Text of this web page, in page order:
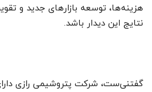
هزینه‌ها، توسعه بازارهای جدید و
نتایج این دیدار باشد.
گفتنی‌ست، شرکت پتروشیمی رازی